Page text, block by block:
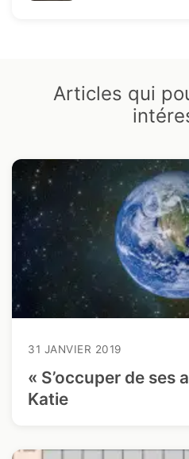
Articles qui
31 JANVIER 2019
« S’occuper de ses
Katie